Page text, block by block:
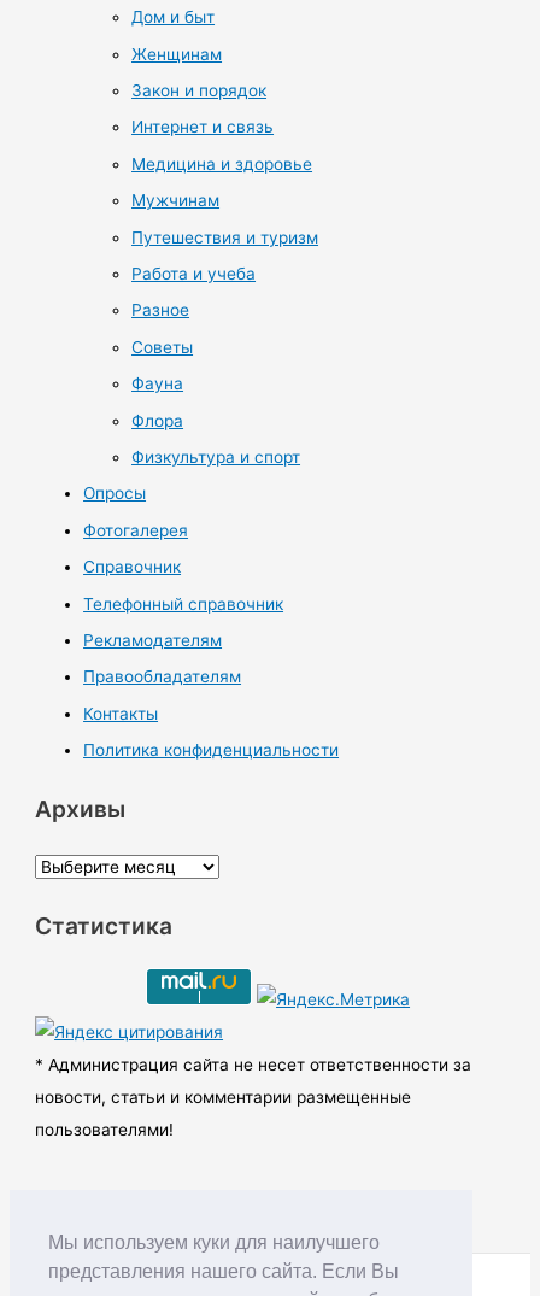
Мы используем куки для наилучшего
представления нашего сайта. Если Вы
Дом и быт
Женщинам
Закон и порядок
Интернет и связь
Медицина и здоровье
Мужчинам
Путешествия и туризм
Работа и учеба
Разное
Советы
Фауна
Флора
Физкультура и спорт
Опросы
Фотогалерея
Справочник
Телефонный справочник
Рекламодателям
Правообладателям
Контакты
Политика конфиденциальности
Архивы
А
х
ы
Статистика
* Администрация сайта не несет ответственности за
новости, статьи и комментарии размещенные
пользователями!